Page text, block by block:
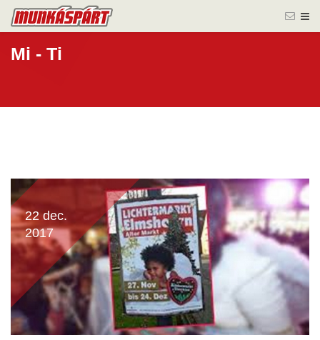
Mi - Ti
22 dec.
2017